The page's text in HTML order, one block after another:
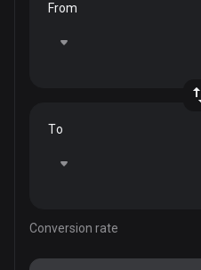
From
To
Conversion rate